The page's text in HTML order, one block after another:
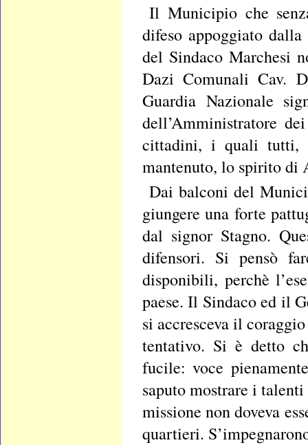
Il Municipio che
difeso appoggiato
del Sindaco Marchesi
Dazi Comunali Cav.
Guardia Nazionale
dell’Amministratore
cittadini, i quali tutti,
mantenuto, lo spirito di
Dai balconi del
giungere una forte
dal signor Stagno.
difensori. Si pensò
disponibili, perchè
paese. Il Sindaco ed il
si accresceva il
tentativo. Si è detto
fucile: voce
saputo mostrare i
missione non doveva
quartieri.